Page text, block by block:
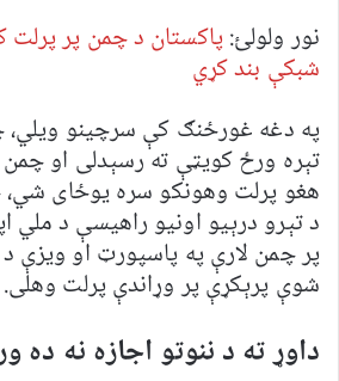
نور ولولئ:پاکستان د چمن پر پرلت
شبکې بند کړي
په دغه غورځنګ کې سرچینو
تېره ورځ کویټې ته رسېدلی او چمن
هغو پرلت وهونکو سره یوځای
د تېرو درېیو اونیو راهیسې د ملي
پر چمن لارې په پاسپورټ او ویزې
شوې پرېکړې پر وړاندې پرلت وهلی.
داوړ ته د ننوتو اجازه نه